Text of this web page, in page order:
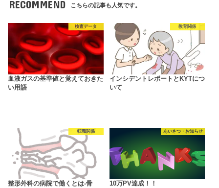
RECOMMEND こちらの記事も人気です。
検査データ
血液ガスの基準値と覚えておきた
い用語
教育関係
インシデントレポートとKYTにつ
いて
転職関係
整形外科の病院で働くとは-骨
あいさつ・お知らせ
10万PV達成！！